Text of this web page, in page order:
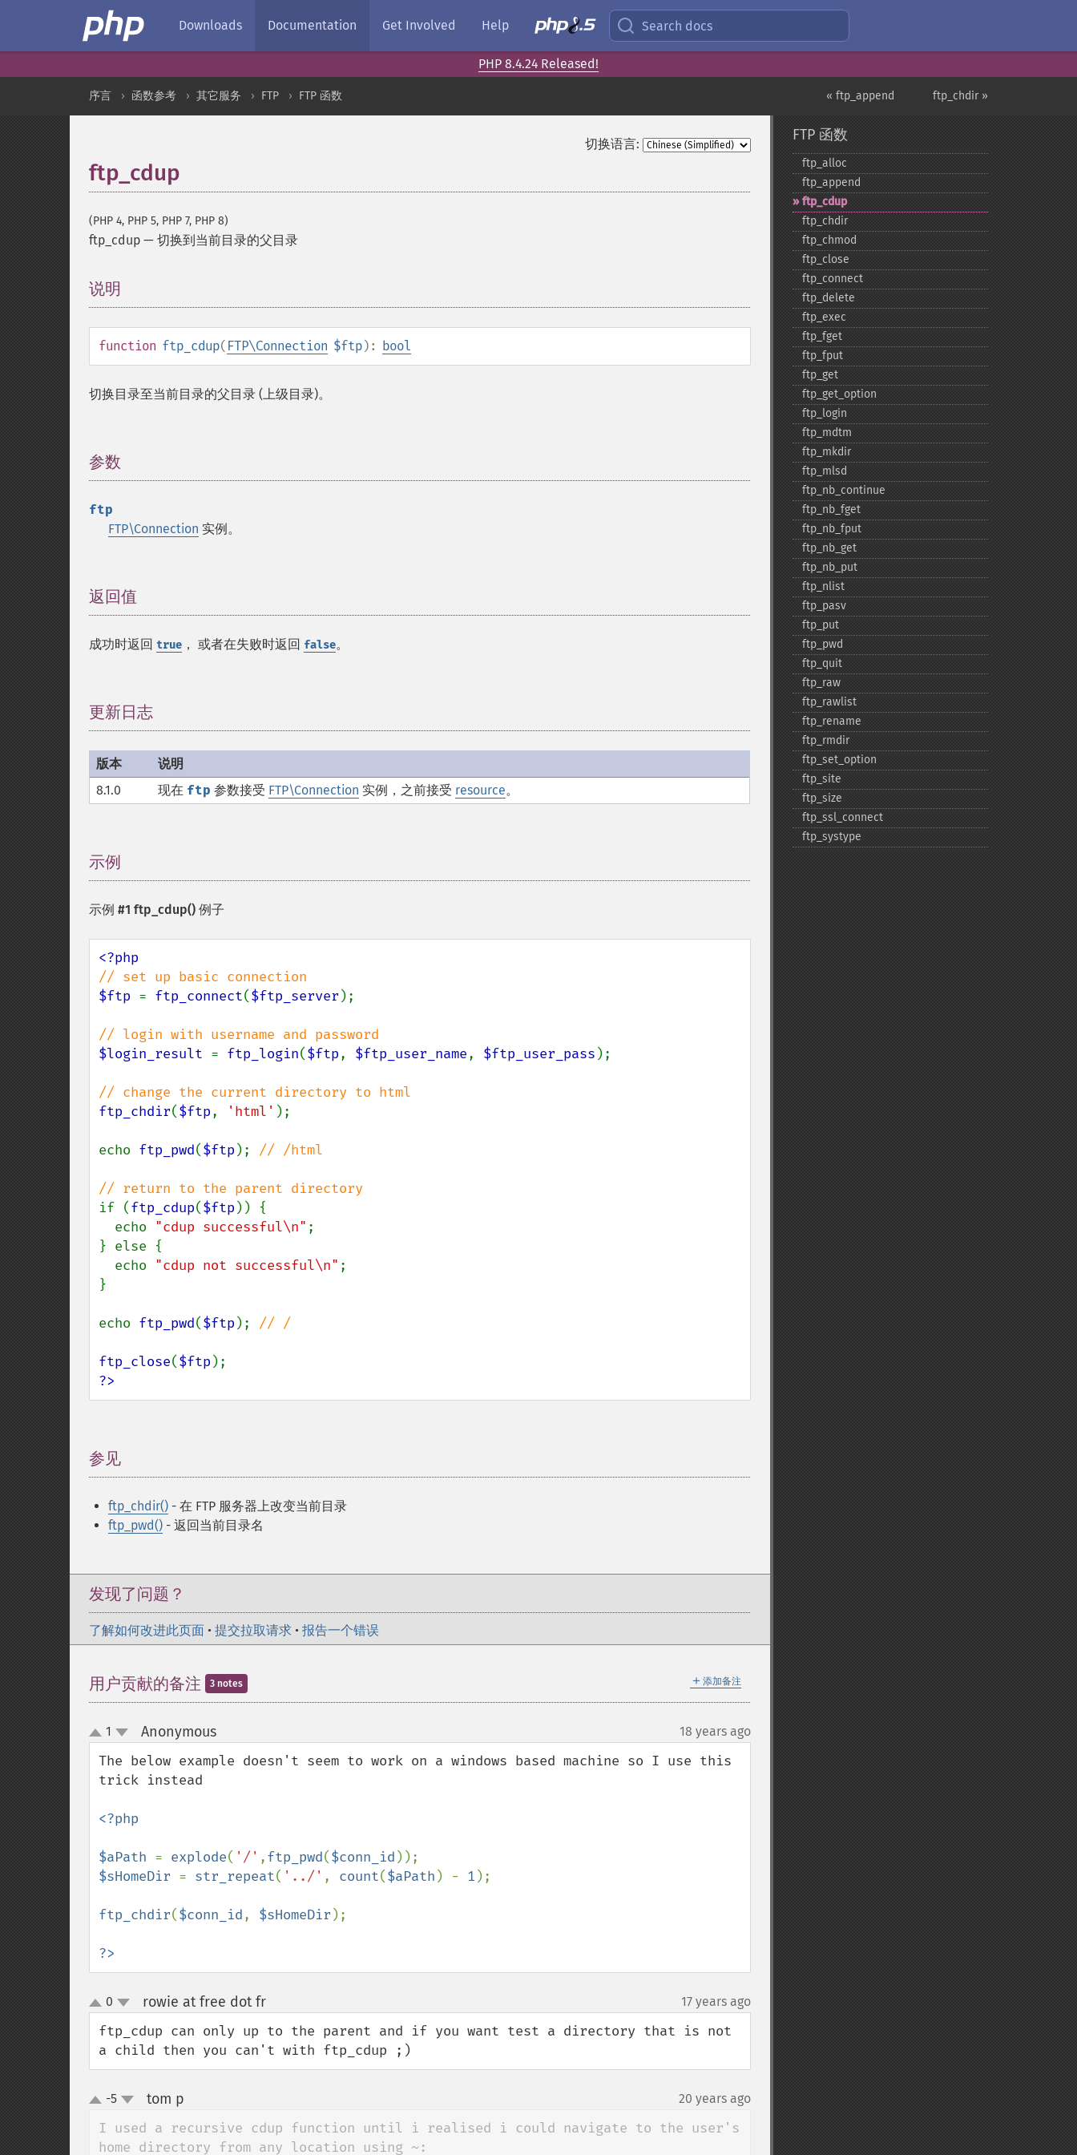
Downloads Documentation Get Involved Help Search docs
PHP 8.4.24 Released!
ftp_chdir »
« ftp_append
序言 函数参考 其它服务 FTP FTP 函数
切换语言:
ftp_cdup
(PHP 4, PHP 5, PHP 7, PHP 8)
ftp_cdup — 切换到当前目录的父目录
说明
function ftp_cdup( FTP\Connection $ftp): bool
切换目录至当前目录的父目录 (上级目录)。
参数
ftp
FTP\Connection 实例。
返回值
成功时返回 true ， 或者在失败时返回 false。
更新日志
版本
说明
8.1.0
现在 ftp 参数接受 FTP\Connection 实例，之前接受 resource。
示例
示例 #1 ftp_cdup() 例子
$ftp = ftp_connect($ftp_server );
$login_result = ftp_login($ftp, $ftp_user_name, $ftp_user_pass );
ftp_chdir($ftp, 'html' );
echo ftp_pwd($ftp ); // /html
if (ftp_cdup($ftp )) {
  echo
"cdup successful\n" ;
} else {
  echo
"cdup not successful\n" ;
}
echo ftp_pwd($ftp ); // /
ftp_close($ftp
?>
参见
ftp_chdir() - 在 FTP 服务器上改变当前目录
ftp_pwd() - 返回当前目录名
发现了问题？
了解如何改进此页面 • 提交拉取请求 • 报告一个错误
＋ 添加备注
用户贡献的备注 3 notes
up
down
1 Anonymous¶ 18 years ago
The below example doesn't seem to work on a windows based machine so I use this
trick instead
<?php
$aPath = explode( '/' ,ftp_pwd($conn_id
$sHomeDir = str_repeat( '../' , count($aPath ) - 1 );
ftp_chdir($conn_id, $sHomeDir );
?>
up
down
0 rowie at free dot fr¶ 17 years ago
ftp_cdup can only up to the parent and if you want test a directory that is not
a child then you can't with ftp_cdup ;)
up-5 tom p 20 years ago
I used a recursive cdup function until i realised i could navigate to the user's
home directory from any location using ~:
FTP 函数
ftp_​alloc
ftp_​append
ftp_​cdup
ftp_​chdir
ftp_​chmod
ftp_​close
ftp_​connect
ftp_​delete
ftp_​exec
ftp_​fget
ftp_​fput
ftp_​get
ftp_​get_​option
ftp_​login
ftp_​mdtm
ftp_​mkdir
ftp_​mlsd
ftp_​nb_​continue
ftp_​nb_​fget
ftp_​nb_​fput
ftp_​nb_​get
ftp_​nb_​put
ftp_​nlist
ftp_​pasv
ftp_​put
ftp_​pwd
ftp_​quit
ftp_​raw
ftp_​rawlist
ftp_​rename
ftp_​rmdir
ftp_​set_​option
ftp_​site
ftp_​size
ftp_​ssl_​connect
ftp_​systype